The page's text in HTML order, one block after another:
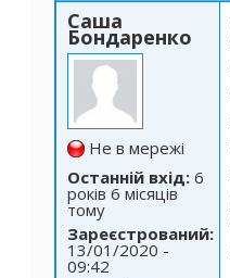
Саша
Бондаренко
Не в мережі
Останній вхід: 6
років 6 місяців
тому
Зареєстрований:
13/01/2020 -
09:42